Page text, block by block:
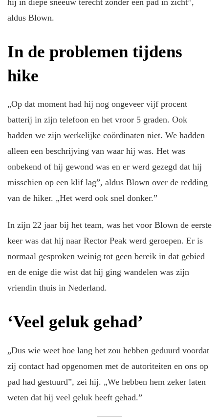
aldus Blown.
In de problemen tijdens
hike
„Op dat moment had hij nog ongeveer vijf procent
batterij in zijn telefoon en het vroor 5 graden. Ook
hadden we zijn werkelijke coördinaten niet. We hadden
alleen een beschrijving van waar hij was. Het was
onbekend of hij gewond was en er werd gezegd dat hij
misschien op een klif lag”, aldus Blown over de redding
van de hiker. „Het werd ook snel donker.”
In zijn 22 jaar bij het team, was het voor Blown de eerste
keer was dat hij naar Rector Peak werd geroepen. Er is
normaal gesproken weinig tot geen bereik in dat gebied
en de enige die wist dat hij ging wandelen was zijn
vriendin thuis in Nederland.
‘Veel geluk gehad’
„Dus wie weet hoe lang het zou hebben geduurd voordat
zij contact had opgenomen met de autoriteiten en ons op
pad had gestuurd”, zei hij. „We hebben hem zeker laten
weten dat hij veel geluk heeft gehad.”